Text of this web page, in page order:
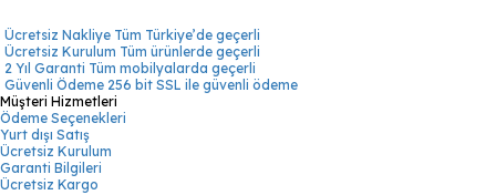
Ücretsiz Nakliye Tüm Türkiye’de geçerli
Ücretsiz Kurulum Tüm ürünlerde geçerli
2 Yıl Garanti Tüm mobilyalarda geçerli
Güvenli Ödeme 256 bit SSL ile güvenli ödeme
Müşteri Hizmetleri
Ödeme Seçenekleri
Yurt dışı Satış
Ücretsiz Kurulum
Garanti Bilgileri
Ücretsiz Kargo